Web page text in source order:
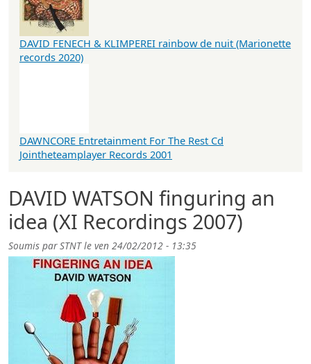
DAVID WATSON finguring an
idea (XI Recordings 2007)
Soumis parSTNTle ven 24/02/2012 - 13:35
DAVID FENECH & KLIMPEREI rainbow de nuit (Marionette
records 2020)
DAWNCORE Entretainment For The Rest Cd
Jointheteamplayer Records 2001